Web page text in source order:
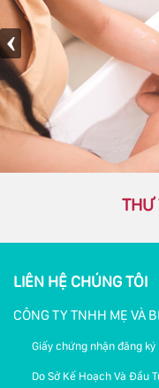
THƯ
LIÊN HỆ CHÚNG TÔI
CÔNG TY TNHH MẸ VÀ
Giấy chứng nhận đăng
Do Sở Kế Hoạch Và Đầu